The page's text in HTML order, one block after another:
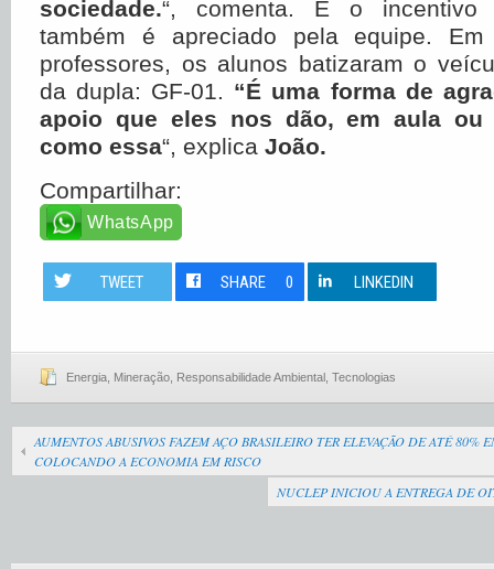
sociedade.“, comenta. E o incentivo
também é apreciado pela equipe. Em
professores, os alunos batizaram o
da dupla: GF-01. “É uma forma de
apoio que eles nos dão, em aula ou
como essa“, explica João.
Compartilhar:
WhatsApp
TWEET SHARE 0 LINKEDIN
Energia Mineração Responsabilidade Ambiental Tecnologias
AUMENTOS ABUSIVOS FAZEM AÇO BRASILEIRO TER ELEVAÇÃO DE ATÉ 80%
COLOCANDO A ECONOMIA EM RISCO
NUCLEP INICIOU A ENTREGA DE